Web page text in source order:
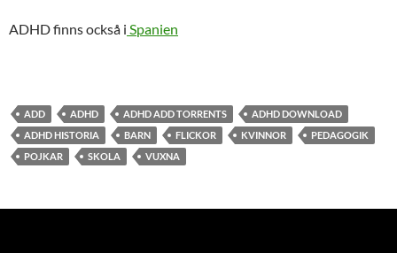
ADHD finns också i Spanien
ADD ADHD ADHD ADD TORRENTS
ADHD DOWNLOAD
ADHD HISTORIA
BARN FLICKOR KVINNOR
PEDAGOGIK
POJKAR
SKOLA VUXNA